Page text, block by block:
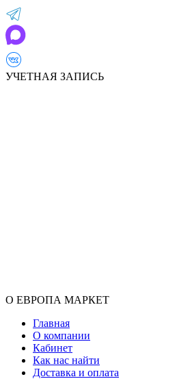
УЧЕТНАЯ ЗАПИСЬ
О ЕВРОПА МАРКЕТ
Главная
О компании
Кабинет
Как нас найти
Доставка и оплата